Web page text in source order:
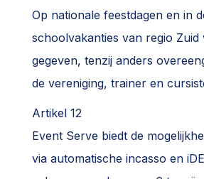
Op nationale feestdagen en in
schoolvakanties van regio Zuid
gegeven, tenzij anders
de vereniging, trainer en
Artikel 12
Event Serve biedt de
via automatische incasso en